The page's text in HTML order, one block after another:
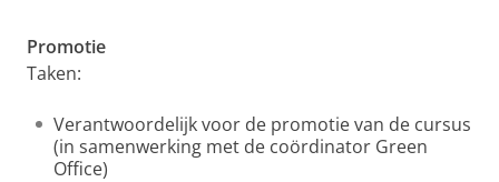
Promotie
Taken:
Verantwoordelijk voor de promotie van de cursus
(in samenwerking met de coördinator Green
Office)